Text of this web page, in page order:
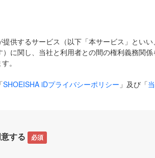
供するサービス（以下「本サービス」といい
に関し、当社と利用者との間の権利義務関係
。
SHOEISHA iDプライバシーポリシー 」及び「
する 必須